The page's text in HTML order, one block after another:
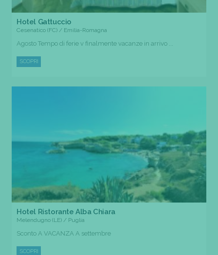
Hotel Gattuccio
Cesenatico (FC) / Emilia-Romagna
Agosto Tempo di ferie v finalmente vacanze in arrivo ...
SCOPRI
Hotel Ristorante Alba Chiara
Melendugno (LE) / Puglia
Sconto A VACANZA A settembre
SCOPRI